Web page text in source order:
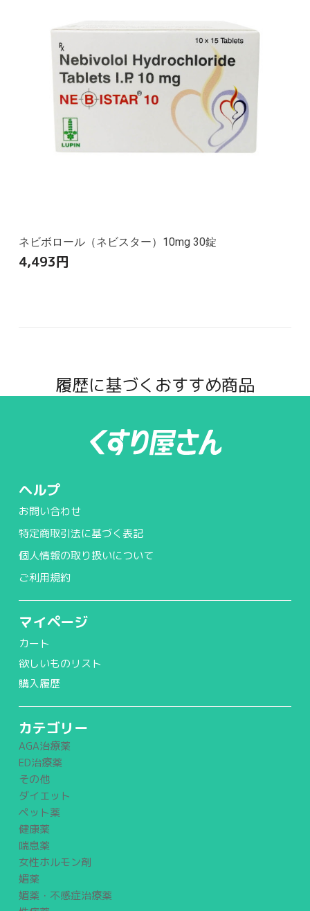
ネビボロール（ネビスター）10mg 30錠
4,493円
履歴に基づくおすすめ商品
ヘルプ
お問い合わせ
特定商取引法に基づく表記
個人情報の取り扱いについて
ご利用規約
マイページ
カート
欲しいものリスト
購入履歴
カテゴリー
AGA治療薬
ED治療薬
その他
ダイエット
ペット薬
健康薬
喘息薬
女性ホルモン剤
媚薬
媚薬・不感症治療薬